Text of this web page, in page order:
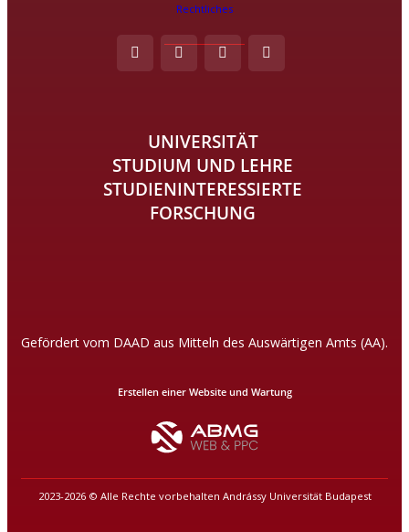
Rechtliches
UNIVERSITÄT
STUDIUM UND LEHRE
STUDIENINTERESSIERTE
FORSCHUNG
Gefördert vom DAAD aus Mitteln des Auswärtigen Amts (AA).
2023-2026 © Alle Rechte vorbehalten Andrássy Universität Budapest
Erstellen einer Website und Wartung